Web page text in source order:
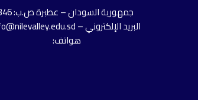
جمهورية السودان – عطبرة ص.ب: 346
البريد الإلكتروني – info@nilevalley.edu.sd
هواتف: